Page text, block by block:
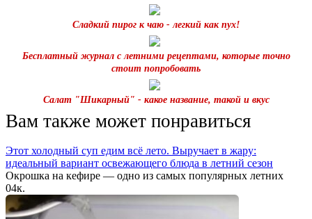
Сладкий пирог к чаю - легкий как пух!
Бесплатный журнал с летними рецептами, которые точно
стоит попробовать
Салат "Шикарный" - какое название, такой и вкус
Вам также может понравиться
Этот холодный суп едим всё лето. Выручает в жару:
идеальный вариант освежающего блюда в летний сезон
Окрошка на кефире — одно из самых популярных летних
04к.